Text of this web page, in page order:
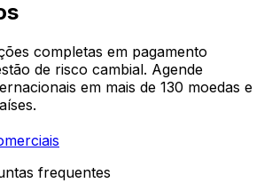
completas em pagamento
de risco cambial. Agende
em mais de 130 moedas e
frequentes